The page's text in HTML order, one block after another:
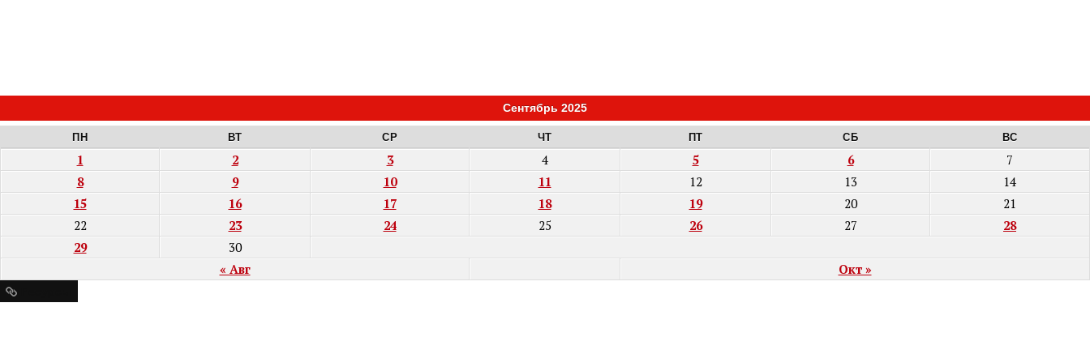
Сентябрь 2025
ПН ВТ СР ЧТ ПТ СБ ВС
« Авг Окт »
1 2 3 4 5 6
7
8
9 10 11 12 13
14
15
16 17 18 19 20
21
22
23 24 25 26 27
28
29
30